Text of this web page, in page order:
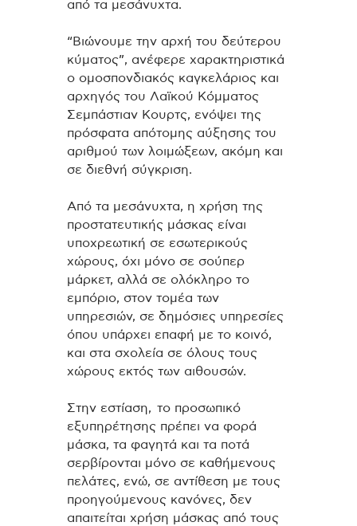
από τα μεσάνυχτα.
“Βιώνουμε την αρχή του δεύτερου
κύματος”, ανέφερε χαρακτηριστικά
ο ομοσπονδιακός καγκελάριος και
αρχηγός του Λαϊκού Κόμματος
Σεμπάστιαν Κουρτς, ενόψει της
πρόσφατα απότομης αύξησης του
αριθμού των λοιμώξεων, ακόμη και
σε διεθνή σύγκριση.
Από τα μεσάνυχτα, η χρήση της
προστατευτικής μάσκας είναι
υποχρεωτική σε εσωτερικούς
χώρους, όχι μόνο σε σούπερ
μάρκετ, αλλά σε ολόκληρο το
εμπόριο, στον τομέα των
υπηρεσιών, σε δημόσιες υπηρεσίες
όπου υπάρχει επαφή με το κοινό,
και στα σχολεία σε όλους τους
χώρους εκτός των αιθουσών.
Στην εστίαση, το προσωπικό
εξυπηρέτησης πρέπει να φορά
μάσκα, τα φαγητά και τα ποτά
σερβίρονται μόνο σε καθήμενους
πελάτες, ενώ, σε αντίθεση με τους
προηγούμενους κανόνες, δεν
απαιτείται χρήση μάσκας από τους